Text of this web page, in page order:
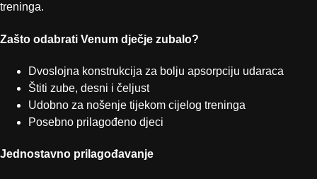
treninga.
Zašto odabrati Venum dječje zubalo?
Dvoslojna konstrukcija za bolju apsorpciju udaraca
Štiti zube, desni i čeljust
Udobno za nošenje tijekom cijelog treninga
Posebno prilagođeno djeci
Jednostavno prilagođavanje